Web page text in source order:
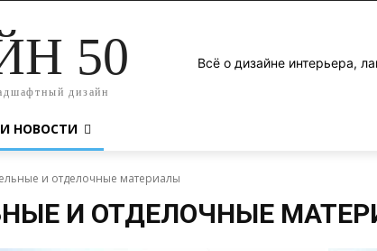
50
дизайн
Всё о дизайне интерьера,
НОВОСТИ
и отделочные материалы
И ОТДЕЛОЧНЫЕ